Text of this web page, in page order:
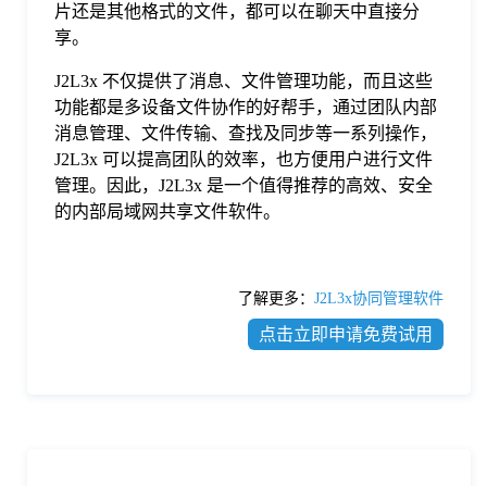
片还是其他格式的文件，都可以在聊天中直接分
享。
J2L3x 不仅提供了消息、文件管理功能，而且这些
功能都是多设备文件协作的好帮手，通过团队内部
消息管理、文件传输、查找及同步等一系列操作，
J2L3x 可以提高团队的效率，也方便用户进行文件
管理。因此，J2L3x 是一个值得推荐的高效、安全
的内部局域网共享文件软件。
了解更多： J2L3x协同管理软件
点击立即申请免费试用